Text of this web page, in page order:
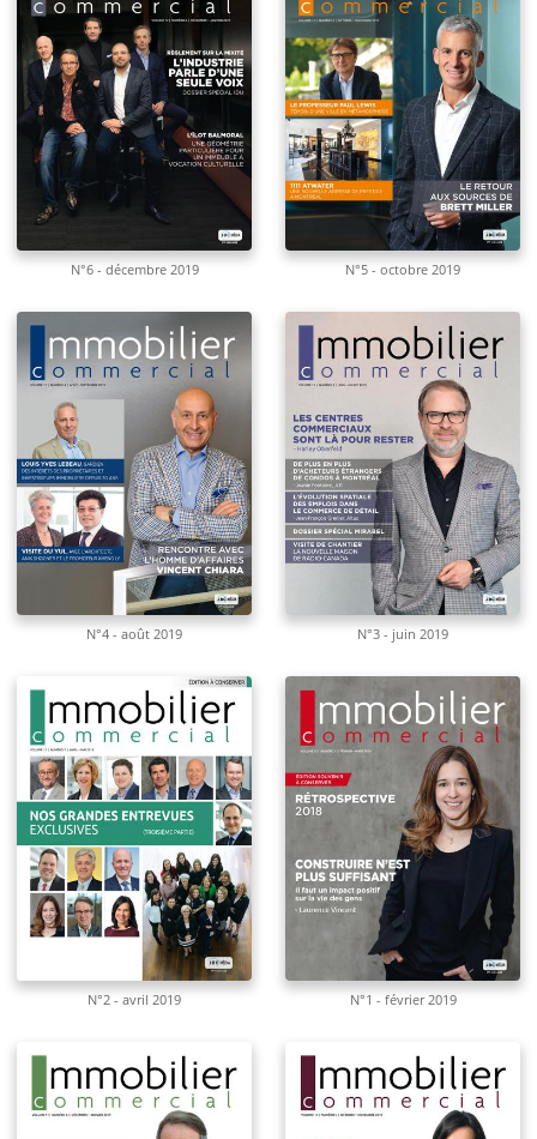
N°6 - décembre 2019 N°5 - octobre 2019
N°4 - août 2019 N°3 - juin 2019
N°2 - avril 2019 N°1 - février 2019